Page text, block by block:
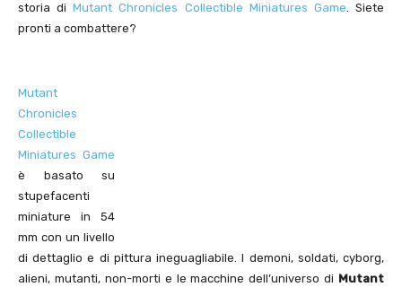
storia diMutant Chronicles Collectible Miniatures Game. Siete
pronti a combattere?
Mutant
Chronicles
Collectible
Miniatures Game
è basato su
stupefacenti
miniature in 54
mm con un livello
di dettaglio e di pittura ineguagliabile. I demoni, soldati, cyborg,
alieni, mutanti, non-morti e le macchine dell’universo di Mutant